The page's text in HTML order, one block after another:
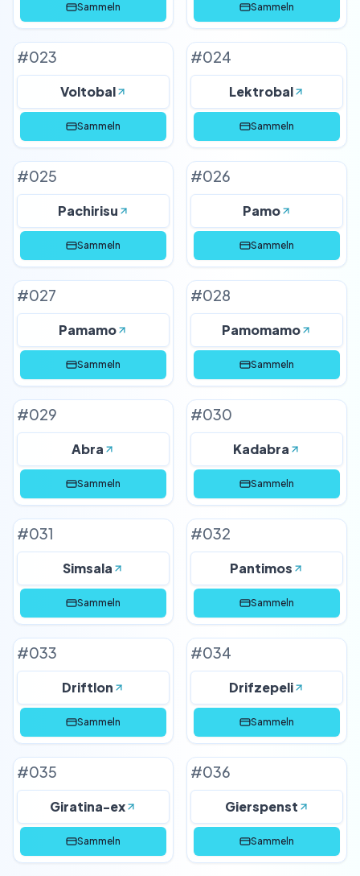
Sammeln Sammeln
#023
Voltobal
Sammeln
#024
Lektrobal
Sammeln
#025
Pachirisu
Sammeln
#026
Pamo
Sammeln
#027
Pamamo
Sammeln
#028
Pamomamo
Sammeln
#029
Abra
Sammeln
#030
Kadabra
Sammeln
#031
Simsala
Sammeln
#032
Pantimos
Sammeln
#033
Driftlon
Sammeln
#034
Drifzepeli
Sammeln
#035
Giratina-ex
Sammeln
#036
Gierspenst
Sammeln